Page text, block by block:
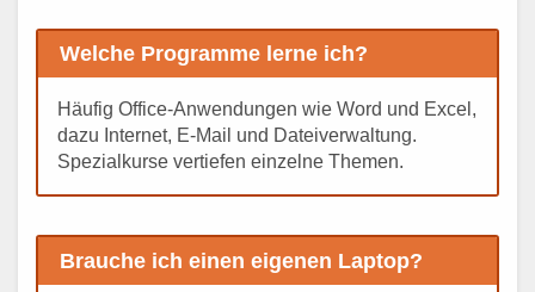
Welche Programme lerne ich?
Häufig Office-Anwendungen wie Word und Excel,
dazu Internet, E-Mail und Dateiverwaltung.
Spezialkurse vertiefen einzelne Themen.
Brauche ich einen eigenen Laptop?